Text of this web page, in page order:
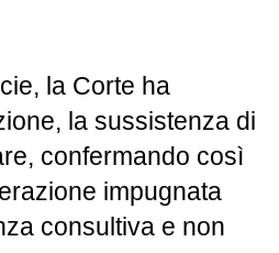
la Corte ha
la sussistenza di
confermando così
impugnata
consultiva e non